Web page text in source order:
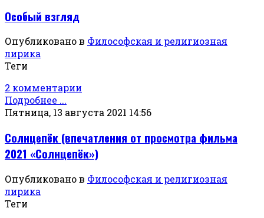
Особый взгляд
Опубликовано в Философская и религиозная
лирика
Теги
2 комментарии
Подробнее ...
Пятница, 13 августа 2021 14:56
Солнцепёк (впечатления от просмотра фильма
2021 «Солнцепёк»)
Опубликовано в Философская и религиозная
лирика
Теги